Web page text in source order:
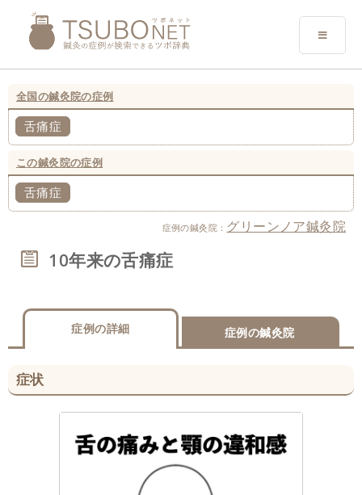
全国の鍼灸院の症例
舌痛症
この鍼灸院の症例
舌痛症
症例の鍼灸院： グリーンノア鍼灸院
10年来の舌痛症
症例の詳細 症例の鍼灸院
症状